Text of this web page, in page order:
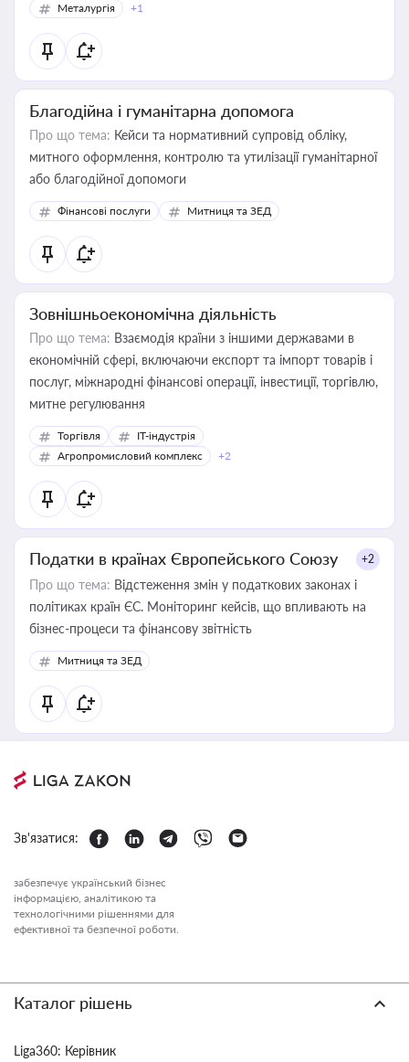
Металургія
+1
Благодійна і гуманітарна допомога
Про що тема: Кейси та нормативний супровід обліку,
митного оформлення, контролю та утилізації гуманітарної
або благодійної допомоги
Фінансові послуги Митниця та ЗЕД
Зовнішньоекономічна діяльність
Про що тема: Взаємодія країни з іншими державами в
економічній сфері, включаючи експорт та імпорт товарів і
послуг, міжнародні фінансові операції, інвестиції, торгівлю,
митне регулювання
Торгівля
IT-індустрія
Агропромисловий комплекс
+2
Податки в країнах Європейського Союзу +2
Про що тема: Відстеження змін у податкових законах і
політиках країн ЄС. Моніторинг кейсів, що впливають на
бізнес-процеси та фінансову звітність
Митниця та ЗЕД
Зв'язатися:
забезпечує український бізнес
інформацією, аналітикою та
технологічними рішеннями для
ефективної та безпечної роботи.
Каталог рішень
Liga360: Керівник